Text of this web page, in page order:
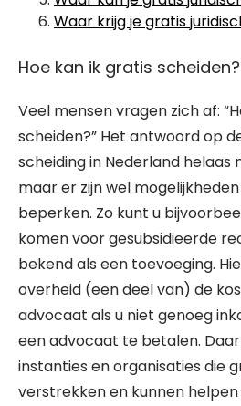
Waar krijg je gratis
Hoe kan ik gratis scheiden?
Veel mensen vragen zich af:
scheiden?” Het antwoord op
scheiding in Nederland helaas
maar er zijn wel
beperken. Zo kunt u
komen voor gesubsidieerde
bekend als een toevoeging.
overheid (een deel van) de
advocaat als u niet genoeg
een advocaat te betalen.
instanties en organisaties die
verstrekken en kunnen